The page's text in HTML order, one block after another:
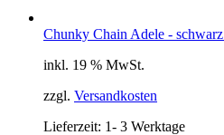
Chunky Chain Adele - schwarz
inkl. 19 % MwSt.
zzgl. Versandkosten
Lieferzeit: 1- 3 Werktage